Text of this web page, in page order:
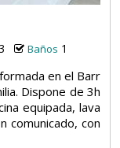
Baños 1
en el Barr
Dispone de 3h
equipada, lava
comunicado, con